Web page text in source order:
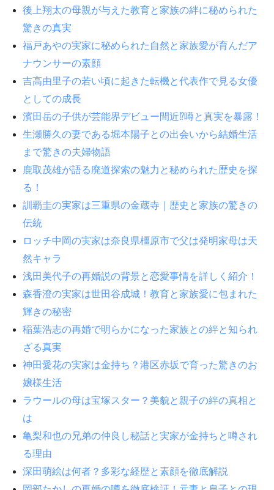
後上翔太の母親が与えた教育と家族の絆に秘められた
驚きの真実
福戸あやの実家に秘められた自然と家族愛が育んだア
ナウンサーの素顔
吉高由里子の若い頃に起きた転機と代表作で見る女優
としての成長
濱田岳の子供が芸能界デビュー間近⁉噂と真実を暴露！
生瀬勝久の妻である堀本陽子との出会いから結婚生活
まで驚きの夫婦物語
鹿取茂雄が語る廃道探索の魅力と秘められた歴史を探
る！
訓覇圭の実家は三重県の金蔵寺｜歴史と家族の驚きの
伝統
ロッチ中岡の実家は奈良県橿原市で父は発明家母は天
然キャラ
浅田美代子の再婚説の背景と恋愛事情を詳しく紹介！
森香澄の実家は世田谷成城！教育と家族愛に包まれた
輝きの秘密
稲葉浩志の再婚で明らかになった家族との絆と知られ
ざる真実
神田愛花の実家は金持ち？港区赤坂で育った驚きのお
嬢様生活
ラウールの母は宝塚スター？美貌と親子の絆の真相と
は
亀梨和也の兄弟の仲良し秘話と実家が金持ちと噂され
る理由
深田萌絵は何者？多彩な経歴と素顔を徹底解説